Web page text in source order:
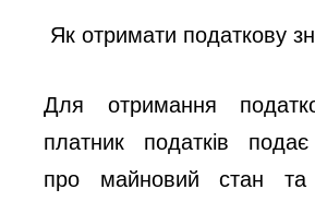
Як отримати податкову
Для отримання
платник податків
про майновий стан